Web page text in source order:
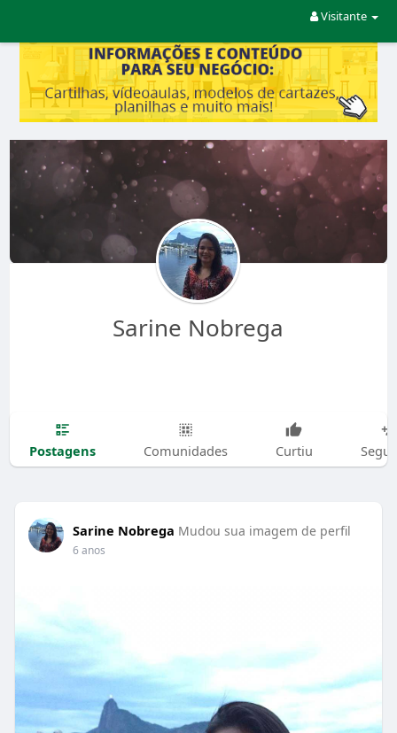
Visitante
Sarine Nobrega
Postagens Comunidades Curtiu
Sarine Nobrega Mudou sua imagem de perfil
6 anos